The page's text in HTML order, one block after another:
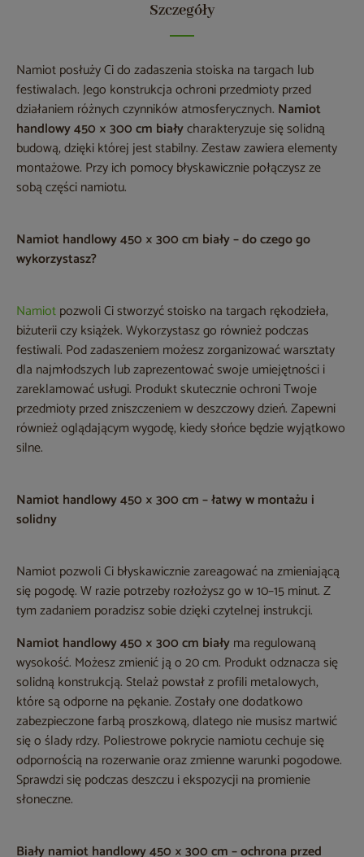
Szczegóły
Namiot posłuży Ci do zadaszenia stoiska na targach lub
festiwalach. Jego konstrukcja ochroni przedmioty przed
działaniem różnych czynników atmosferycznych. Namiot
handlowy 450 × 300 cm białycharakteryzuje się solidną
budową, dzięki której jest stabilny. Zestaw zawiera elementy
montażowe. Przy ich pomocy błyskawicznie połączysz ze
sobą części namiotu.
Namiot handlowy 450 × 300 cm biały – do czego go
wykorzystasz?
Namiotpozwoli Ci stworzyć stoisko na targach rękodzieła,
biżuterii czy książek. Wykorzystasz go również podczas
festiwali. Pod zadaszeniem możesz zorganizować warsztaty
dla najmłodszych lub zaprezentować swoje umiejętności i
zareklamować usługi. Produkt skutecznie ochroni Twoje
przedmioty przed zniszczeniem w deszczowy dzień. Zapewni
również oglądającym wygodę, kiedy słońce będzie wyjątkowo
silne.
Namiot handlowy 450 × 300 cm – łatwy w montażu i
solidny
Namiot pozwoli Ci błyskawicznie zareagować na zmieniającą
się pogodę. W razie potrzeby rozłożysz go w 10–15 minut. Z
tym zadaniem poradzisz sobie dzięki czytelnej instrukcji.
Namiot handlowy 450 × 300 cm białyma regulowaną
wysokość. Możesz zmienić ją o 20 cm. Produkt odznacza się
solidną konstrukcją. Stelaż powstał z profili metalowych,
które są odporne na pękanie. Zostały one dodatkowo
zabezpieczone farbą proszkową, dlatego nie musisz martwić
się o ślady rdzy. Poliestrowe pokrycie namiotu cechuje się
odpornością na rozerwanie oraz zmienne warunki pogodowe.
Sprawdzi się podczas deszczu i ekspozycji na promienie
słoneczne.
Biały namiot handlowy 450 × 300 cm – ochrona przed